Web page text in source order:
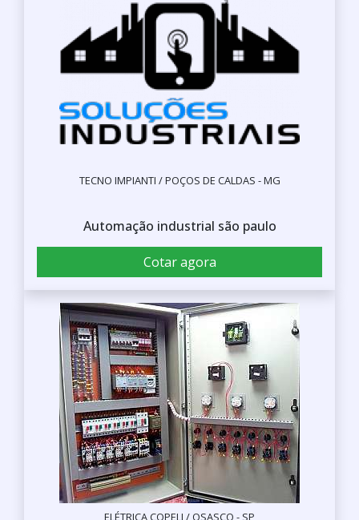
TECNO IMPIANTI / POÇOS DE CALDAS - MG
Automação industrial são paulo
Cotar agora
ELÉTRICA COPELI / OSASCO - SP